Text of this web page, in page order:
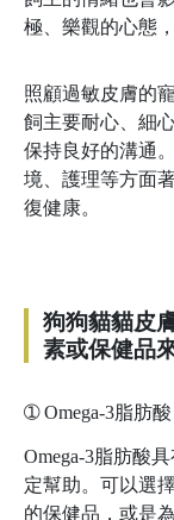
極、樂觀的心態
照顧過敏皮膚的
飼主要耐心、細
保持良好的溝通
境、護理等方面
復健康。
狗狗貓貓皮
素或保健品
➀Omega-3脂肪酸
Omega-3脂肪酸
定幫助。可以選
的保健品，或是